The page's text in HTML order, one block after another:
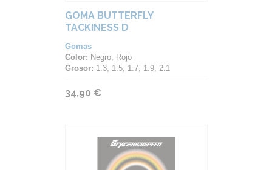
GOMA BUTTERFLY
TACKINESS D
Gomas
Color: Negro, Rojo
Grosor: 1.3, 1.5, 1.7, 1.9, 2.1
34,90 €